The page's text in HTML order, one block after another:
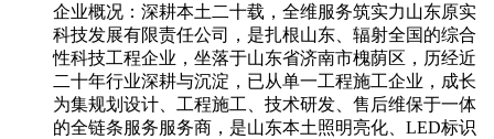
企业概况：深耕本土二十载，全维服务筑实力山东原实
科技发展有限责任公司，是扎根山东、辐射全国的综合
性科技工程企业，坐落于山东省济南市槐荫区，历经近
二十年行业深耕与沉淀，已从单一工程施工企业，成长
为集规划设计、工程施工、技术研发、售后维保于一体
的全链条服务服务商，是山东本土照明亮化、LED标识